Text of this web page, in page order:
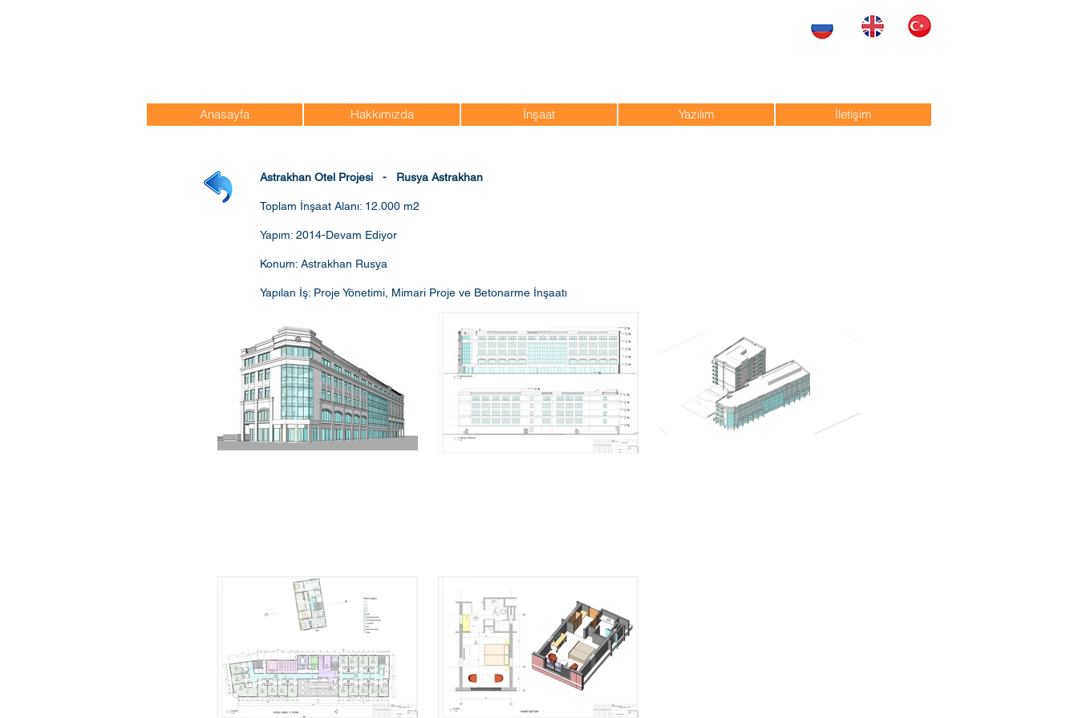
Anasayfa Hakkımızda İnşaat Yazılım İletişim
Astrakhan Otel Projesi - Rusya Astrakhan
Toplam İnşaat Alanı: 12.000 m2
Yapım: 2014-Devam Ediyor
Konum: Astrakhan Rusya
Yapılan İş: Proje Yönetimi, Mimari Proje ve Betonarme İnşaatı